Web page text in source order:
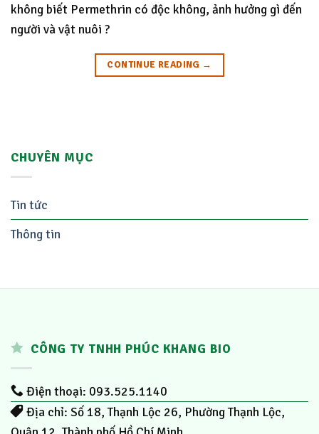
không biết Permethrin có độc không, ảnh hưởng gì đến
người và vật nuôi ?
CONTINUE READING →
CHUYÊN MỤC
Tin tức
Thông tin
CÔNG TY TNHH PHÚC KHANG BIO
Điện thoại: 093.525.1140
Địa chỉ: Số 18, Thạnh Lộc 26, Phường Thạnh Lộc,